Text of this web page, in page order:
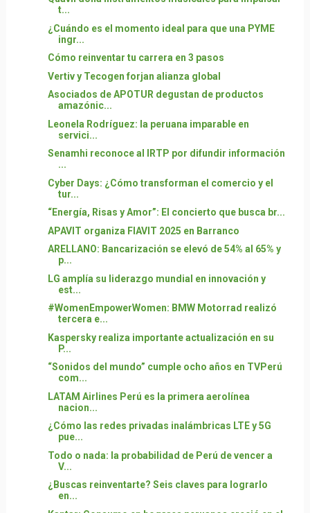
t...
¿Cuándo es el momento ideal para que una PYME
ingr...
Cómo reinventar tu carrera en 3 pasos
Vertiv y Tecogen forjan alianza global
Asociados de APOTUR degustan de productos
amazónic...
Leonela Rodríguez: la peruana imparable en
servici...
Senamhi reconoce al IRTP por difundir información
...
Cyber Days: ¿Cómo transforman el comercio y el
tur...
“Energía, Risas y Amor”: El concierto que busca br...
APAVIT organiza FIAVIT 2025 en Barranco
ARELLANO: Bancarización se elevó de 54% al 65% y
p...
LG amplía su liderazgo mundial en innovación y
est...
#WomenEmpowerWomen: BMW Motorrad realizó
tercera e...
Kaspersky realiza importante actualización en su
P...
“Sonidos del mundo” cumple ocho años en TVPerú
com...
LATAM Airlines Perú es la primera aerolínea
nacion...
¿Cómo las redes privadas inalámbricas LTE y 5G
pue...
Todo o nada: la probabilidad de Perú de vencer a
V...
¿Buscas reinventarte? Seis claves para lograrlo
en...